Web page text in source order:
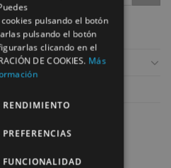
pulsando el botón
pulsando el botón
clicando en el
DE COOKIES. Más
RENDIMIENTO
FUNCIONALIDAD